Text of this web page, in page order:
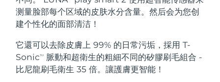
测量脸部每个区域的皮肤水分含量。然后会为您创
建个性化的面部清洁！
它還可以去除皮膚上 99% 的日常污垢，採用 T-
SonicTM
脈動和超衛生的粗細不同的矽膠刷毛組合 -
比尼龍刷毛衛生 35 倍。讓護膚更智能！
LUNA™ 4 套裝
Anti-aging massage
LUNA™ 4 Plus
BEAR™ 2 套裝
Microcurrent toning
BEAR™ 2 go
補水保濕
UFO™ 3 套裝
口腔護理
issa™ 4
預計送達日期8/9/26
百慕達
波士尼亞與赫塞哥維納 預計送達日期 8/12/26
汶萊 預計送達日期